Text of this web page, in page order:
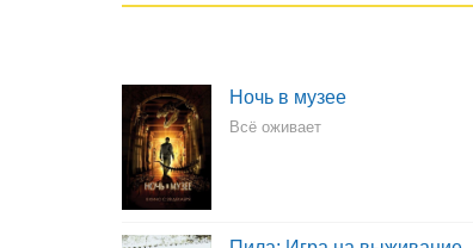
Ночь в музее
Всё оживает